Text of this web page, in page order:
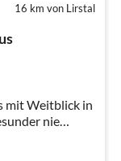
16 km von Lirstal
Weitblick in
nie